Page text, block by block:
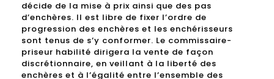
décide de la mise à prix ainsi que des pas
d’enchères. Il est libre de fixer l’ordre de
progression des enchères et les enchérisseurs
sont tenus de s’y conformer. Le commissaire-
priseur habilité dirigera la vente de façon
discrétionnaire, en veillant à la liberté des
enchères et à l’égalité entre l’ensemble des